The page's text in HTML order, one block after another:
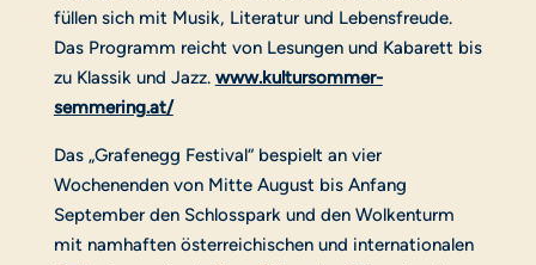
füllen sich mit Musik, Literatur und Lebensfreude.
Das Programm reicht von Lesungen und Kabarett bis
zu Klassik und Jazz. www.kultursommer-
semmering.at/
Das „Grafenegg Festival“ bespielt an vier
Wochenenden von Mitte August bis Anfang
September den Schlosspark und den Wolkenturm
mit namhaften österreichischen und internationalen